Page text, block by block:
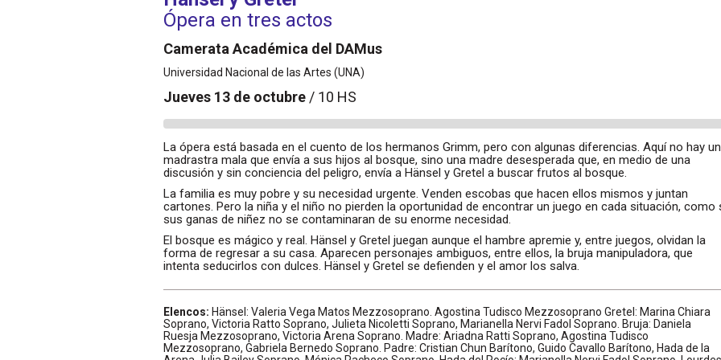
Ópera en tres actos
Camerata Académica del DAMus
Universidad Nacional de las Artes (UNA)
Jueves 13 de octubre/ 10 HS
La ópera está basada en el cuento de los hermanos Grimm, pero con algunas diferencias. Aquí no hay
madrastra mala que envía a sus hijos al bosque, sino una madre desesperada que, en medio de una
discusión y sin conciencia del peligro, envía a Hänsel y Gretel a buscar frutos al bosque.
La familia es muy pobre y su necesidad urgente. Venden escobas que hacen ellos mismos y juntan
cartones. Pero la niña y el niño no pierden la oportunidad de encontrar un juego en cada situación, como
sus ganas de niñez no se contaminaran de su enorme necesidad.
El bosque es mágico y real. Hänsel y Gretel juegan aunque el hambre apremie y, entre juegos, olvidan la
forma de regresar a su casa. Aparecen personajes ambiguos, entre ellos, la bruja manipuladora, que
intenta seducirlos con dulces. Hänsel y Gretel se defienden y el amor los salva.
Elencos: Hänsel: Valeria Vega Matos Mezzosoprano. Agostina Tudisco Mezzosoprano Gretel: Marina Chiara
Soprano, Victoria Ratto Soprano, Julieta Nicoletti Soprano, Marianella Nervi Fadol Soprano. Bruja: Daniela
Ruesja Mezzosoprano, Victoria Arena Soprano. Madre: Ariadna Ratti Soprano, Agostina Tudisco
Mezzosoprano, Gabriela Bernedo Soprano. Padre: Cristian Chun Barítono, Guido Cavallo Barítono, Hada de la